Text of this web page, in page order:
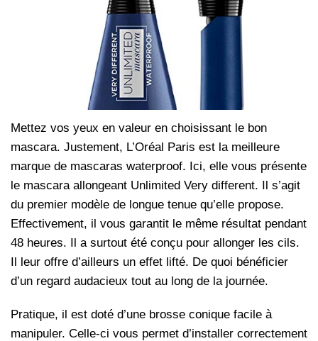
Mettez vos yeux en valeur en choisissant le bon
mascara. Justement, L’Oréal Paris est la meilleure
marque de mascaras waterproof. Ici, elle vous présente
le mascara allongeant Unlimited Very different. Il s’agit
du premier modèle de longue tenue qu’elle propose.
Effectivement, il vous garantit le même résultat pendant
48 heures. Il a surtout été conçu pour allonger les cils.
Il leur offre d’ailleurs un effet lifté. De quoi bénéficier
d’un regard audacieux tout au long de la journée.
Pratique, il est doté d’une brosse conique facile à
manipuler. Celle-ci vous permet d’installer correctement